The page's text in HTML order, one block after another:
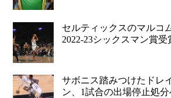
セルティックスのマルコ
2022-23シックスマン賞受
サボニス踏みつけたドレ
ン、1試合の出場停止処